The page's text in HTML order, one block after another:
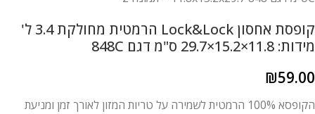
קופסת אחסון Lock&Lock הרמטית מחולקת 3.4 ל'
מידות: 11.8×15.2×29.7 ס"מ דגם 848C
₪59.00
הקופסא 100% הרמטית לשמירה על טריות המזון לאורך זמן ומניעת